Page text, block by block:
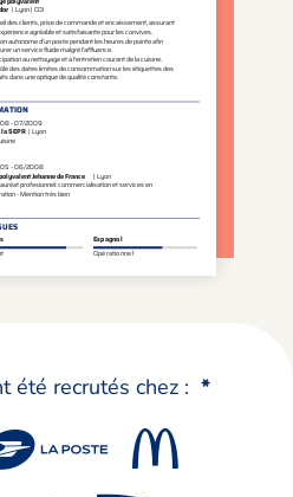
été recrutés chez : *